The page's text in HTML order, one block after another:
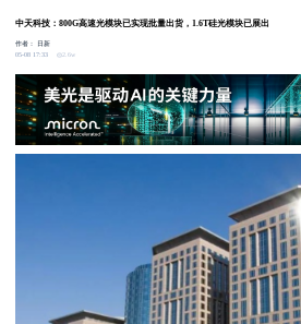
中天科技：800G高速光模块已实现批量出货，1.6T硅光模块已展出
作者：
日新
05-08 17:33
2.6w